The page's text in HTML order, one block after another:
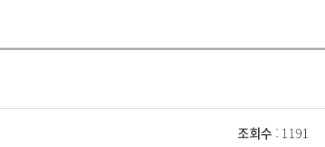
조회수 : 1191